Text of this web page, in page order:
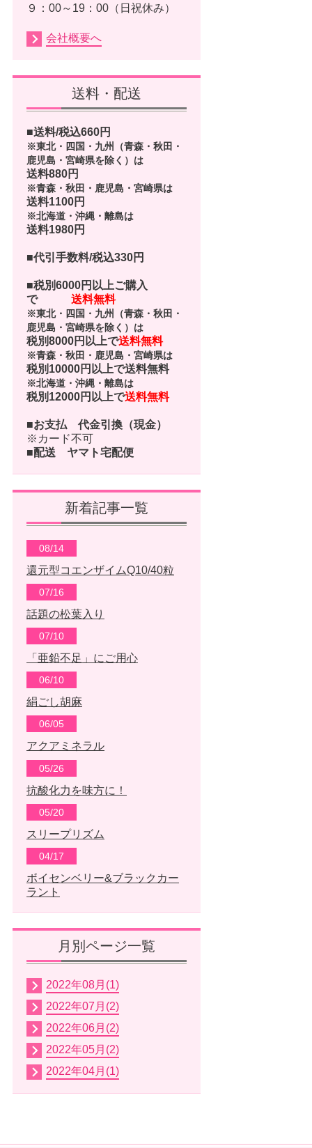
９：00～19：00（日祝休み）
会社概要へ
送料・配送
■送料/税込660円
※東北・四国・九州（青森・秋田・
鹿児島・宮崎県を除く）は
送料880円
※青森・秋田・鹿児島・宮崎県は
送料1100円
※北海道・沖縄・離島は
送料1980円
■代引手数料/税込330円
■税別6000円以上ご購入
で 送料無料
※東北・四国・九州（青森・秋田・
鹿児島・宮崎県を除く）は
税別8000円以上で送料無料
※青森・秋田・鹿児島・宮崎県は
税別10000円以上で送料無料
※北海道・沖縄・離島は
税別12000円以上で送料無料
■お支払 代金引換（現金）
※カード不可
■配送 ヤマト宅配便
新着記事一覧
08/14
還元型コエンザイムQ10/40粒
07/16
話題の松葉入り
07/10
「亜鉛不足」にご用心
06/10
絹ごし胡麻
06/05
アクアミネラル
05/26
抗酸化力を味方に！
05/20
スリープリズム
04/17
ボイセンベリー&ブラックカー
ラント
月別ページ一覧
2022年08月(1)
2022年07月(2)
2022年06月(2)
2022年05月(2)
2022年04月(1)